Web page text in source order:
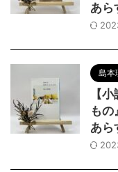
あら
島本
【
も
あら